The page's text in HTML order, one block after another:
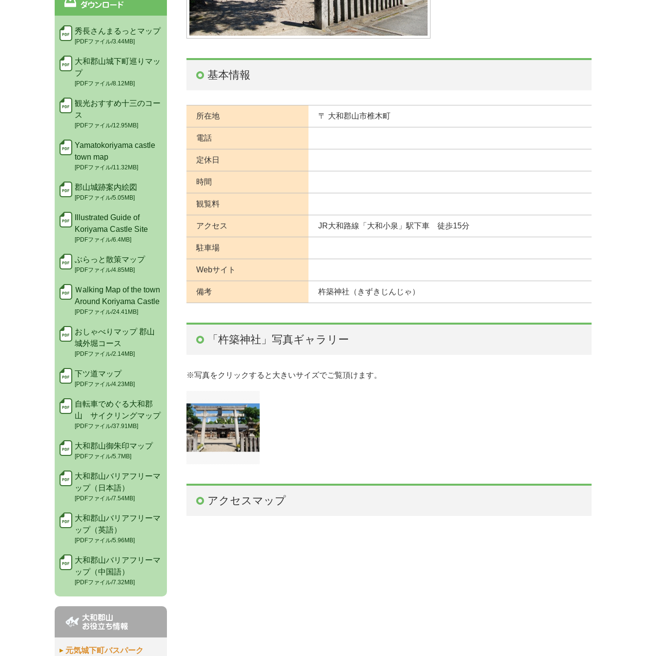
秀長さんまるっとマップ
[PDFファイル/3.44MB]
大和郡山城下町巡りマッ
プ
[PDFファイル/8.12MB]
観光おすすめ十三のコー
ス
[PDFファイル/12.95MB]
Yamatokoriyama castle
town map
[PDFファイル/11.32MB]
郡山城跡案内絵図
[PDFファイル/5.05MB]
Illustrated Guide of
Koriyama Castle Site
[PDFファイル/6.4MB]
ぶらっと散策マップ
[PDFファイル/4.85MB]
Ｗalking Map of the town
Around Koriyama Castle
[PDFファイル/24.41MB]
おしゃべりマップ 郡山
城外堀コース
[PDFファイル/2.14MB]
下ツ道マップ
[PDFファイル/4.23MB]
自転車でめぐる大和郡
山 サイクリングマップ
[PDFファイル/37.91MB]
大和郡山御朱印マップ
[PDFファイル/5.7MB]
大和郡山バリアフリーマ
ップ（日本語）
[PDFファイル/7.54MB]
大和郡山バリアフリーマ
ップ（英語）
[PDFファイル/5.96MB]
大和郡山バリアフリーマ
ップ（中国語）
[PDFファイル/7.32MB]
元気城下町バスパーク
基本情報
所在地 〒 大和郡山市椎木町
電話
定休日
時間
観覧料
アクセス JR大和路線「大和小泉」駅下車 徒歩15分
駐車場
Webサイト
備考 杵築神社（きずきじんじゃ）
「杵築神社」写真ギャラリー
※写真をクリックすると大きいサイズでご覧頂けます。
アクセスマップ